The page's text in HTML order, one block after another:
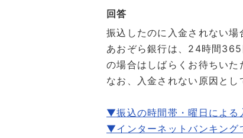
回答
振込したのに入金されない場
あおぞら銀行は、24時間365
の場合はしばらくお待ちいた
なお、入金されない原因と
▼振込の時間帯・曜日による
▼インターネットバンキング